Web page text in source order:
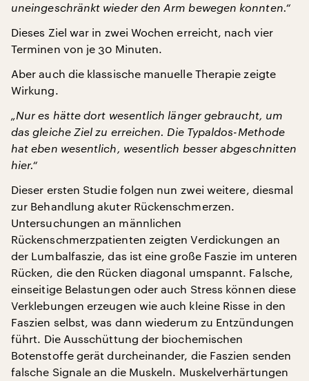
uneingeschränkt wieder den Arm bewegen konnten.“
Dieses Ziel war in zwei Wochen erreicht, nach vier
Terminen von je 30 Minuten.
Aber auch die klassische manuelle Therapie zeigte
Wirkung.
„Nur es hätte dort wesentlich länger gebraucht, um
das gleiche Ziel zu erreichen. Die Typaldos-Methode
hat eben wesentlich, wesentlich besser abgeschnitten
hier.“
Dieser ersten Studie folgen nun zwei weitere, diesmal
zur Behandlung akuter Rückenschmerzen.
Untersuchungen an männlichen
Rückenschmerzpatienten zeigten Verdickungen an
der Lumbalfaszie, das ist eine große Faszie im unteren
Rücken, die den Rücken diagonal umspannt. Falsche,
einseitige Belastungen oder auch Stress können diese
Verklebungen erzeugen wie auch kleine Risse in den
Faszien selbst, was dann wiederum zu Entzündungen
führt. Die Ausschüttung der biochemischen
Botenstoffe gerät durcheinander, die Faszien senden
falsche Signale an die Muskeln. Muskelverhärtungen